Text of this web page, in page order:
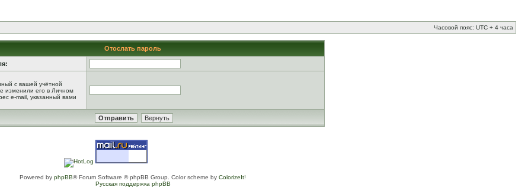
Часовой пояс: UTC + 4 часа
Отослать пароль
с вашей учётной
изменили его в Личном
e-mail, указанный вами
Powered by phpBB® Forum Software © phpBB Group. Color scheme by ColorizeIt!
Русская поддержка phpBB